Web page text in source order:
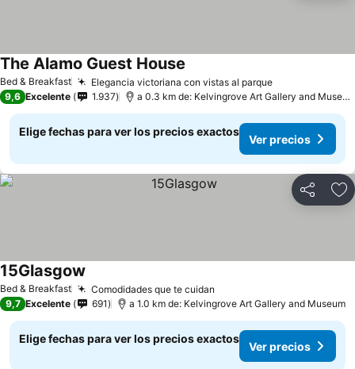
Bed & Breakfast Elegancia victoriana con vistas al parque
The Alamo Guest House
9,6 Excelente 1.937 a 0.3 km de: Kelvingrove Art Gallery and Museum
Elige fechas para ver los precios exactos
Ver precios
Compartir
Bed & Breakfast Comodidades que te cuidan
15Glasgow
9,7 Excelente 691 a 1.0 km de: Kelvingrove Art Gallery and Museum
Elige fechas para ver los precios exactos
Ver precios